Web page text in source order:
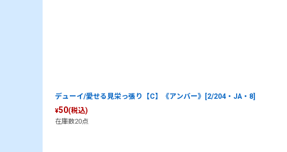
デューイ/愛せる見栄っ張り【C】《アンバー》[2/204・JA・8]
¥50(税込)
在庫数20点